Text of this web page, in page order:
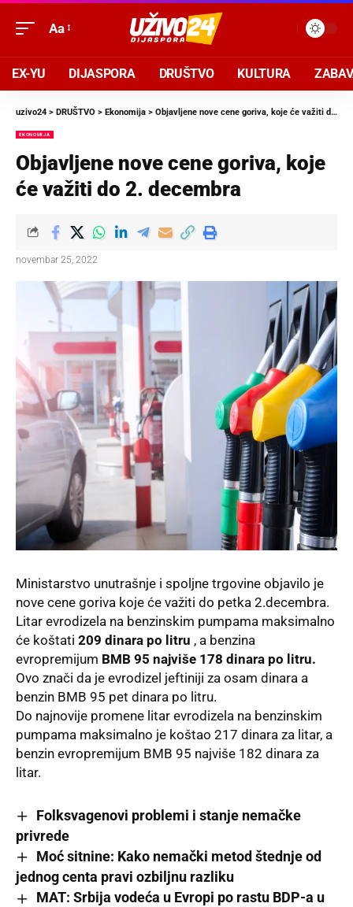
Aa
EX-YU DIJASPORA DRUŠTVO KULTURA
uzivo24 > DRUŠTVO > Ekonomija > Objavljene nove cene goriva, koje će važiti do 2. decembra
EKONOMIJA
Objavljene nove cene goriva, koje
će važiti do 2. decembra
novembar 25, 2022
Ministarstvo unutrašnje i spoljne trgovine objavilo je
nove cene goriva koje će važiti do petka 2.decembra.
Litar evrodizela na benzinskim pumpama maksimalno
će koštati 209 dinara po litru , a benzina
evropremijum BMB 95 najviše 178 dinara po litru.
Ovo znači da je evrodizel jeftiniji za osam dinara a
benzin BMB 95 pet dinara po litru.
Do najnovije promene litar evrodizela na benzinskim
pumpama maksimalno je koštao 217 dinara za litar, a
benzin evropremijum BMB 95 najviše 182 dinara za
litar.
Folksvagenovi problemi i stanje nemačke
privrede
Moć sitnine: Kako nemački metod štednje od
jednog centa pravi ozbiljnu razliku
MAT: Srbija vodeća u Evropi po rastu BDP-a u